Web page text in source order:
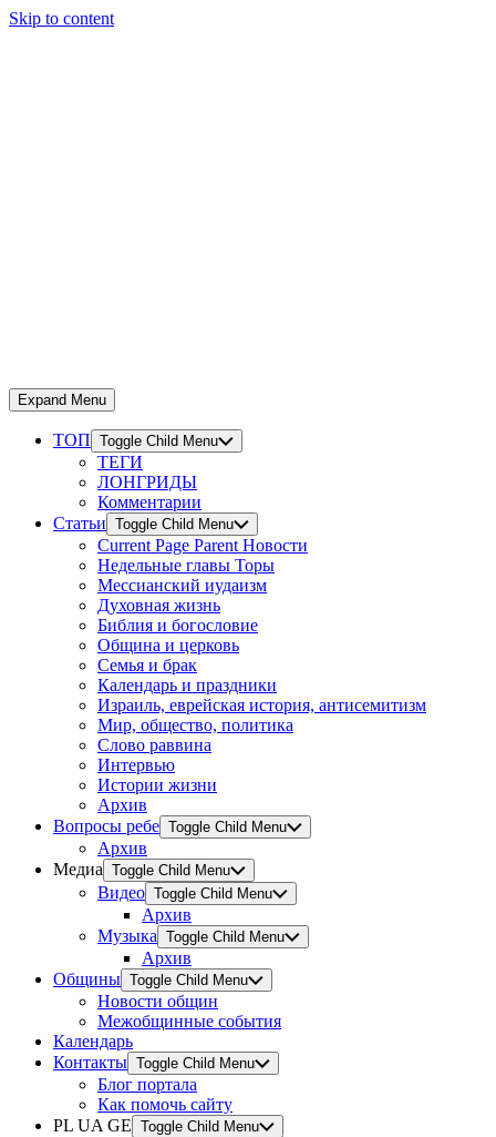
Skip to content
Expand Menu
ТОП Toggle Child Menu
ТЕГИ
ЛОНГРИДЫ
Комментарии
Статьи Toggle Child Menu
Current Page Parent Новости
Недельные главы Торы
Мессианский иудаизм
Духовная жизнь
Библия и богословие
Община и церковь
Семья и брак
Календарь и праздники
Израиль, еврейская история, антисемитизм
Мир, общество, политика
Слово раввина
Интервью
Истории жизни
Архив
Вопросы ребе Toggle Child Menu
Архив
Медиа Toggle Child Menu
Видео Toggle Child Menu
Архив
Музыка Toggle Child Menu
Архив
Общины Toggle Child Menu
Новости общин
Межобщинные события
Календарь
Контакты Toggle Child Menu
Блог портала
Как помочь сайту
PL UA GE Toggle Child Menu